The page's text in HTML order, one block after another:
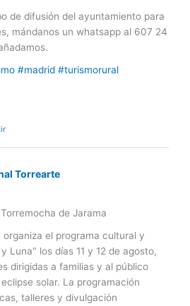
de difusión del ayuntamiento para
mándanos un whatsapp al 607 24
#madrid #turismorural
Torrearte
de Jarama
el programa cultural y
Luna" los días 11 y 12 de agosto,
dirigidas a familias y al público
solar. La programación
talleres y divulgación